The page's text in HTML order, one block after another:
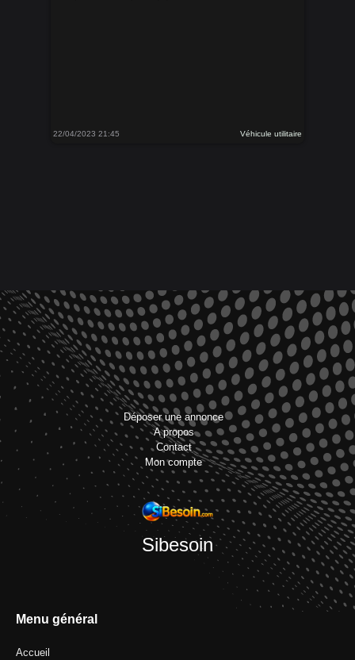
22/04/2023 21:45 Véhicule utilitaire
Déposer une annonce
A propos
Contact
Mon compte
Sibesoin
Menu général
Accueil